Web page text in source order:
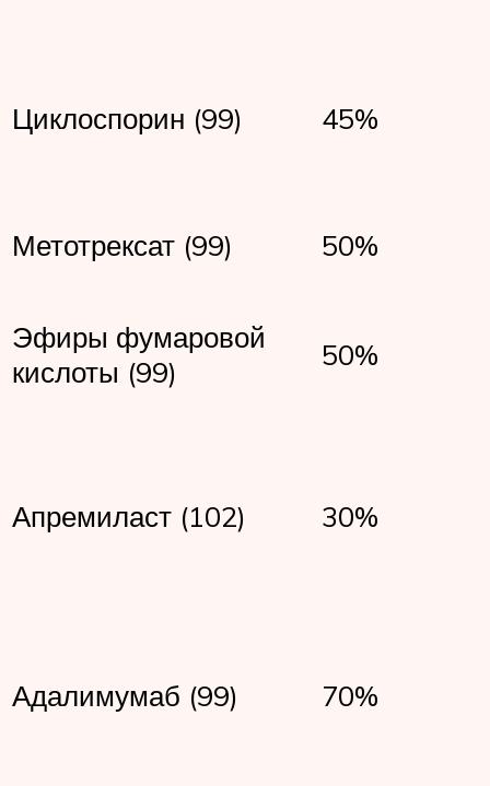
Циклоспорин (99) 45%
Метотрексат (99) 50%
Эфиры фумаровой
кислоты (99)
50%
Апремиласт (102) 30%
Адалимумаб (99) 70%